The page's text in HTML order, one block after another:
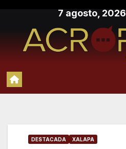
contenido
7 agosto, 2026
DESTACADA XALAPA